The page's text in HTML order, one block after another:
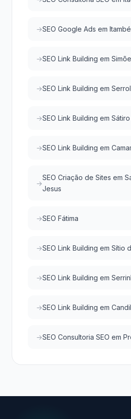
SEO Google Ads em Itambé
SEO Link Building em
SEO Link Building em
SEO Link Building em Sátiro
SEO Link Building em
SEO Criação de Sites em
Jesus
SEO Fátima
SEO Link Building em Sítio
SEO Link Building em
SEO Link Building em
SEO Consultoria SEO em